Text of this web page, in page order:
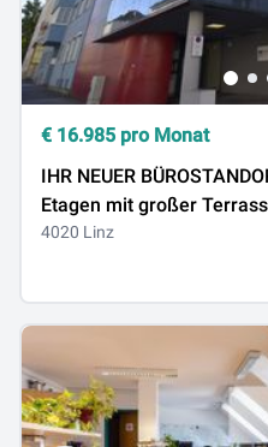
€ 16.985 pro Monat
IHR NEUER BÜROSTANDORT!
Etagen mit großer
4020 Linz